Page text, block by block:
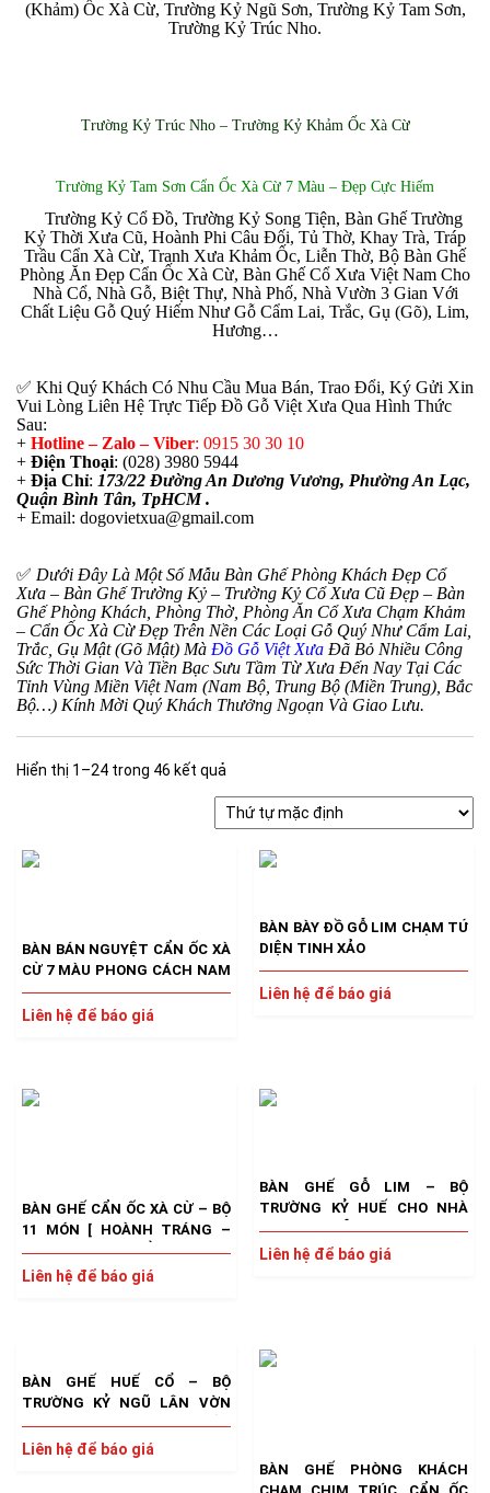
(Khảm) Ốc Xà Cừ, Trường Kỷ Ngũ Sơn, Trường Kỷ Tam Sơn,
Trường Kỷ Trúc Nho.
Trường Kỷ Trúc Nho – Trường Kỷ Khảm Ốc Xà Cừ
Trường Kỷ Tam Sơn Cẩn Ốc Xà Cừ 7 Màu – Đẹp Cực Hiếm
Trường Kỷ Cổ Đồ, Trường Kỷ Song Tiện, Bàn Ghế Trường
Kỷ Thời Xưa Cũ, Hoành Phi Câu Đối, Tủ Thờ, Khay Trà, Tráp
Trầu Cẩn Xà Cừ, Tranh Xưa Khảm Ốc, Liễn Thờ, Bộ Bàn Ghế
Phòng Ăn Đẹp Cẩn Ốc Xà Cừ, Bàn Ghế Cổ Xưa Việt Nam Cho
Nhà Cổ, Nhà Gỗ, Biệt Thự, Nhà Phố, Nhà Vườn 3 Gian Với
Chất Liệu Gỗ Quý Hiếm Như Gỗ Cẩm Lai, Trắc, Gụ (Gõ), Lim,
Hương…
✅ Khi Quý Khách Có Nhu Cầu Mua Bán, Trao Đổi, Ký Gửi Xin
Vui Lòng Liên Hệ Trực Tiếp Đồ Gỗ Việt Xưa Qua Hình Thức
Sau:
+ Hotline – Zalo – Viber: 0915 30 30 10
+ Điện Thoại: (028) 3980 5944
+ Địa Chỉ: 173/22 Đường An Dương Vương, Phường An Lạc,
Quận Bình Tân, TpHCM .
+ Email: dogovietxua@gmail.com
✅ Dưới Đây Là Một Số Mẫu Bàn Ghế Phòng Khách Đẹp Cổ
Xưa – Bàn Ghế Trường Kỷ – Trường Kỷ Cổ Xưa Cũ Đẹp – Bàn
Ghế Phòng Khách, Phòng Thờ, Phòng Ăn Cổ Xưa Chạm Khảm
– Cẩn Ốc Xà Cừ Đẹp Trên Nền Các Loại Gỗ Quý Như Cẩm Lai,
Trắc, Gụ Mật (Gõ Mật) Mà Đồ Gỗ Việt Xưa Đã Bỏ Nhiều Công
Sức Thời Gian Và Tiền Bạc Sưu Tầm Từ Xưa Đến Nay Tại Các
Tỉnh Vùng Miền Việt Nam (Nam Bộ, Trung Bộ (Miền Trung), Bắc
Bộ…) Kính Mời Quý Khách Thưởng Ngoạn Và Giao Lưu.
Hiển thị 1–24 trong 46 kết quả
BÀN BÁN NGUYỆT CẨN ỐC XÀ
CỪ 7 MÀU PHONG CÁCH NAM
BỘ
Liên hệ để báo giá
BÀN BÀY ĐỒ GỖ LIM CHẠM TỨ
DIỆN TINH XẢO
Liên hệ để báo giá
BÀN GHẾ CẨN ỐC XÀ CỪ – BỘ
11 MÓN [ HOÀNH TRÁNG –
SANG TRỌNG – ĐẲNG CẤP ]
Liên hệ để báo giá
BÀN GHẾ GỖ LIM – BỘ
TRƯỜNG KỶ HUẾ CHO NHÀ
XƯA, NHÀ GỖ
Liên hệ để báo giá
BÀN GHẾ HUẾ CỔ – BỘ
TRƯỜNG KỶ NGŨ LÂN VỜN
CẦU TUYỆT TÁC CHẠM KHẮC
GỖ
Liên hệ để báo giá
BÀN GHẾ PHÒNG KHÁCH